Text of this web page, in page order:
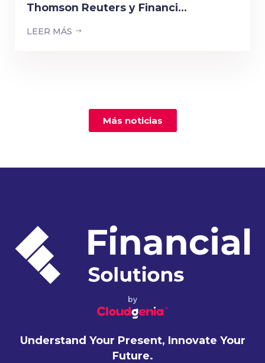
Thomson Reuters y Financi...
LEER MÁS
Más noticias
by
Understand Your Present, Innovate Your
Future.